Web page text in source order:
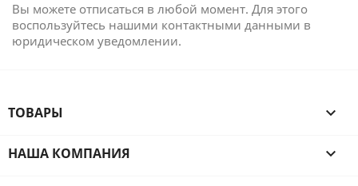
Вы можете отписаться в любой момент. Для этого
воспользуйтесь нашими контактными данными в
юридическом уведомлении.
ТОВАРЫ 
НАША КОМПАНИЯ 